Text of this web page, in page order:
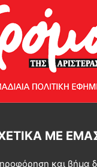
ΜΕ
και βήμα